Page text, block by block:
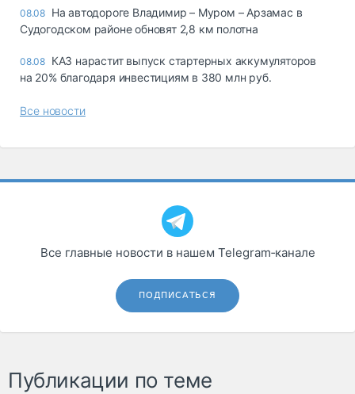
08.08 На автодороге Владимир – Муром – Арзамас в
Судогодском районе обновят 2,8 км полотна
08.08 КАЗ нарастит выпуск стартерных аккумуляторов
на 20% благодаря инвестициям в 380 млн руб.
Все новости
Все главные новости в нашем Telegram‑канале
ПОДПИСАТЬСЯ
Публикации по теме